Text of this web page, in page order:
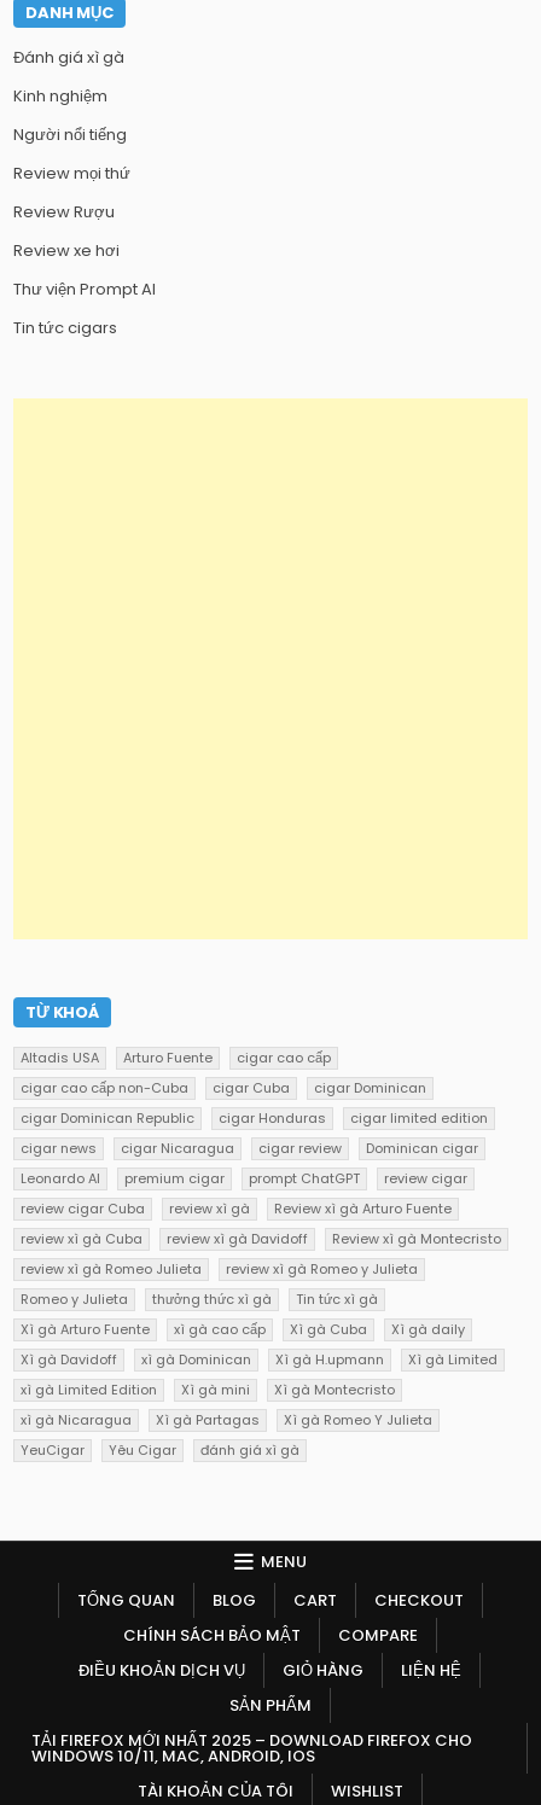
DANH MỤC
Đánh giá xì gà
Kinh nghiệm
Người nổi tiếng
Review mọi thứ
Review Rượu
Review xe hơi
Thư viện Prompt AI
Tin tức cigars
TỪ KHOÁ
Altadis USA Arturo Fuente
cigar cao cấp
cigar cao cấp non-Cuba
cigar Cuba
cigar Dominican
cigar Dominican Republic
cigar Honduras
cigar limited edition
cigar news
cigar Nicaragua cigar review
Dominican cigar
Leonardo AI
premium cigar prompt ChatGPT
review cigar
review cigar Cuba
review xì gà
Review xì gà Arturo Fuente
review xì gà Cuba
review xì gà Davidoff
Review xì gà Montecristo
review xì gà Romeo Julieta
review xì gà Romeo y Julieta
Romeo y Julieta
thưởng thức xì gà
Tin tức xì gà
Xì gà Arturo Fuente
xì gà cao cấp Xì gà Cuba
Xì gà daily
Xì gà Davidoff
xì gà Dominican Xì gà H.upmann
Xì gà Limited
xì gà Limited Edition
Xì gà mini
Xì gà Montecristo
xì gà Nicaragua
Xì gà Partagas
Xì gà Romeo Y Julieta
YeuCigar
Yêu Cigar đánh giá xì gà
MENU
TỔNG QUAN
BLOG CART
CHECKOUT
CHÍNH SÁCH BẢO MẬT
COMPARE
ĐIỀU KHOẢN DỊCH VỤ
GIỎ HÀNG
LIỆN HỆ
SẢN PHẨM
TẢI FIREFOX MỚI NHẤT 2025 – DOWNLOAD FIREFOX CHO
WINDOWS 10/11, MAC, ANDROID, IOS
TÀI KHOẢN CỦA TÔI
WISHLIST